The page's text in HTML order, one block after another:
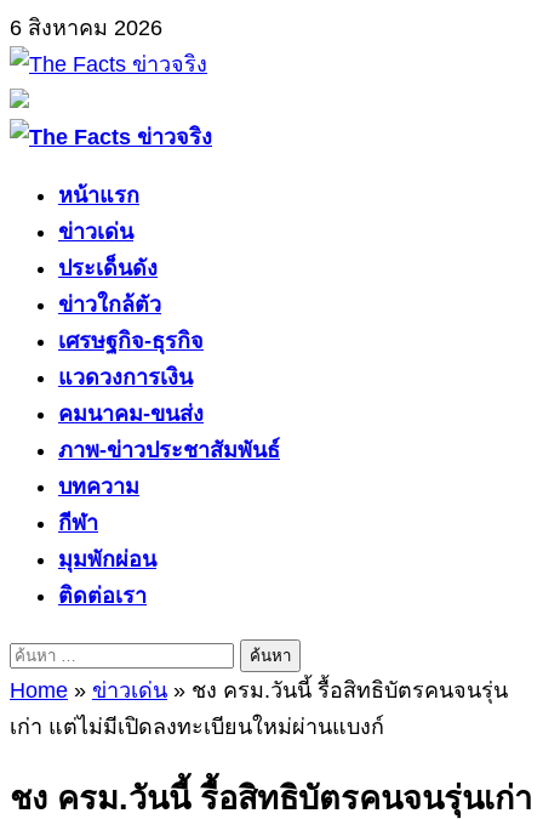
Skip
to
content
6 สิงหาคม 2026
Primary
หน้าแรก
ข่าวเด่น
ประเด็นดัง
ข่าวใกล้ตัว
เศรษฐกิจ-ธุรกิจ
แวดวงการเงิน
คมนาคม-ขนส่ง
ภาพ-ข่าวประชาสัมพันธ์
บทความ
กีฬา
มุมพักผ่อน
ติดต่อเรา
ค้นหา
สำหรับ:
Home » ข่าวเด่น » ชง ครม.วันนี้ รื้อสิทธิบัตรคนจนรุ่น
เก่า แต่ไม่มีเปิดลงทะเบียนใหม่ผ่านแบงก์
ชง ครม.วันนี้ รื้อสิทธิบัตรคนจนรุ่นเก่า